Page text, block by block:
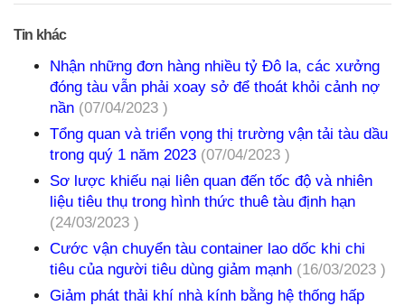
Tin khác
Nhận những đơn hàng nhiều tỷ Đô la, các xưởng
đóng tàu vẫn phải xoay sở để thoát khỏi cảnh nợ
nần (07/04/2023 )
Tổng quan và triển vọng thị trường vận tải tàu dầu
trong quý 1 năm 2023 (07/04/2023 )
Sơ lược khiếu nại liên quan đến tốc độ và nhiên
liệu tiêu thụ trong hình thức thuê tàu định hạn
(24/03/2023 )
Cước vận chuyển tàu container lao dốc khi chi
tiêu của người tiêu dùng giảm mạnh (16/03/2023 )
Giảm phát thải khí nhà kính bằng hệ thống hấp